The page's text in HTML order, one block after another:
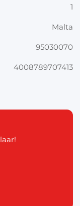
1
Malta
95030070
4008789707413